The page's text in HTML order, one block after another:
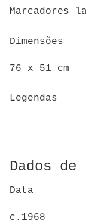
Marcadores
Dimensões
76 x 51 cm
Legendas
Dados de
Data
c.1968